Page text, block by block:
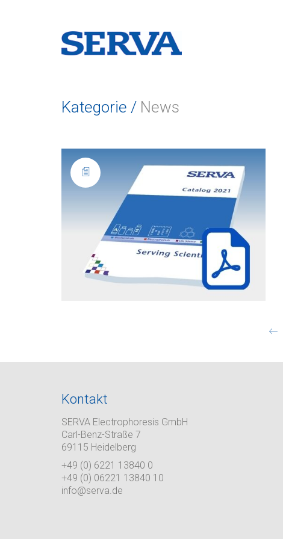
Kategorie / News
Kontakt
SERVA Electrophoresis GmbH
Carl-Benz-Straße 7
69115 Heidelberg
+49 (0) 6221 13840 0
+49 (0) 06221 13840 10
info@serva.de